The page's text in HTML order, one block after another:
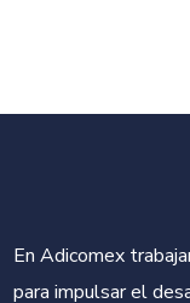
En Adicomex
para impulsar el